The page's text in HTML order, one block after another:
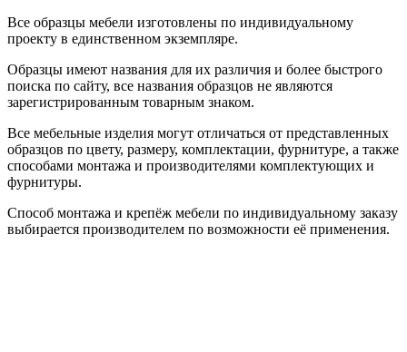
Все образцы мебели изготовлены по индивидуальному
проекту в единственном экземпляре.
Образцы имеют названия для их различия и более быстрого
поиска по сайту, все названия образцов не являются
зарегистрированным товарным знаком.
Все мебельные изделия могут отличаться от представленных
образцов по цвету, размеру, комплектации, фурнитуре, а также
способами монтажа и производителями комплектующих и
фурнитуры.
Способ монтажа и крепёж мебели по индивидуальному заказу
выбирается производителем по возможности её применения.